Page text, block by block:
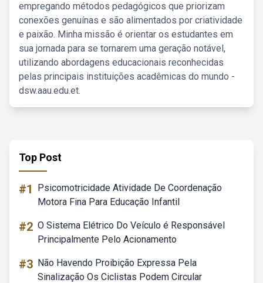
empregando métodos pedagógicos que priorizam
conexões genuínas e são alimentados por criatividade
e paixão. Minha missão é orientar os estudantes em
sua jornada para se tornarem uma geração notável,
utilizando abordagens educacionais reconhecidas
pelas principais instituições acadêmicas do mundo -
dsw.aau.edu.et.
Top Post
#1
Psicomotricidade Atividade De Coordenação
Motora Fina Para Educação Infantil
#2 O Sistema Elétrico Do Veículo é Responsável
Principalmente Pelo Acionamento
#3 Não Havendo Proibição Expressa Pela
Sinalização Os Ciclistas Podem Circular